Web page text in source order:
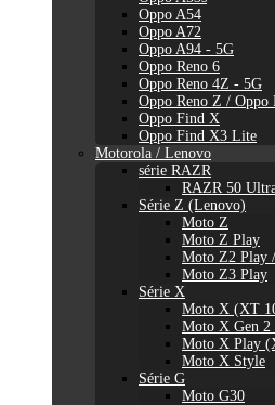
Oppo A54
Oppo A72
Oppo A94 - 5G
Oppo Reno 6
Oppo Reno 4Z - 5G
Oppo Reno Z / Oppo
Oppo Find X
Oppo Find X3 Lite
Motorola / Lenovo
série RAZR
RAZR 50
Série Z (Lenovo)
Moto Z
Moto Z Play
Moto Z2 Play
Moto Z3 Play
Série X
Moto X (XT
Moto X Gen
Moto X Play
Moto X Style
Série G
Moto G30